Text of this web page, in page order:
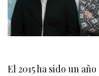
El 2015 ha sido un